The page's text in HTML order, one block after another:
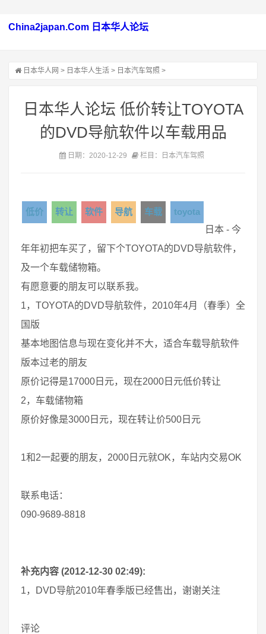
China2japan.Com 日本华人论坛
日本华人网 > 日本华人生活 > 日本汽车驾照 >
日本华人论坛 低价转让TOYOTA
的DVD导航软件以车载用品
日期：2020-12-29 栏目：日本汽车驾照
低价 转让 软件 导航 车载
toyota
日本 - 今
年年初把车买了，留下个TOYOTA的DVD导航软件，
及一个车载储物箱。
有愿意要的朋友可以联系我。
1，TOYOTA的DVD导航软件，2010年4月（春季）全
国版
基本地图信息与现在变化并不大，适合车载导航软件
版本过老的朋友
原价记得是17000日元，现在2000日元低价转让
2，车载储物箱
原价好像是3000日元，现在转让价500日元
1和2一起要的朋友，2000日元就OK，车站内交易OK
联系电话：
090-9689-8818
补充内容 (2012-12-30 02:49):
1，DVD导航2010年春季版已经售出，谢谢关注
评论